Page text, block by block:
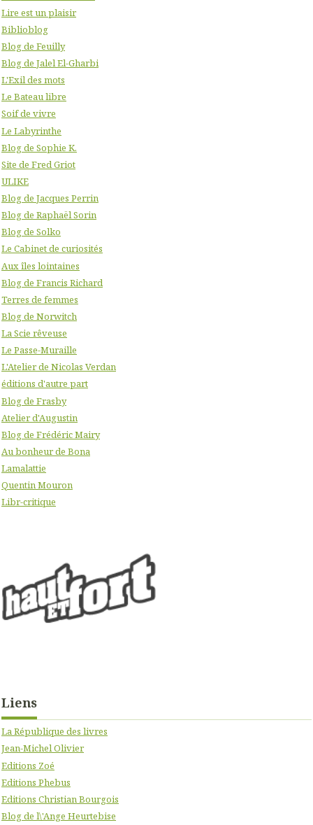
Lire est un plaisir
Biblioblog
Blog de Feuilly
Blog de Jalel El-Gharbi
L'Exil des mots
Le Bateau libre
Soif de vivre
Le Labyrinthe
Blog de Sophie K.
Site de Fred Griot
ULIKE
Blog de Jacques Perrin
Blog de Raphaël Sorin
Blog de Solko
Le Cabinet de curiosités
Aux îles lointaines
Blog de Francis Richard
Terres de femmes
Blog de Norwitch
La Scie rêveuse
Le Passe-Muraille
L'Atelier de Nicolas Verdan
éditions d'autre part
Blog de Frasby
Atelier d'Augustin
Blog de Frédéric Mairy
Au bonheur de Bona
Lamalattie
Quentin Mouron
Libr-critique
Liens
La République des livres
Jean-Michel Olivier
Editions Zoé
Editions Phebus
Editions Christian Bourgois
Blog de l\'Ange Heurtebise